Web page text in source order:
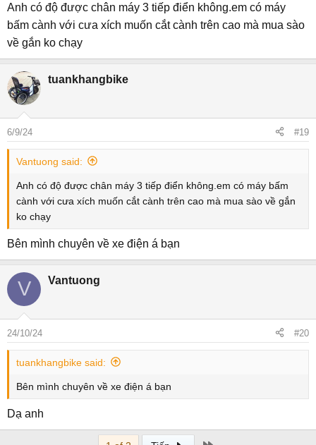
Anh có độ được chân máy 3 tiếp điển không.em có máy
bấm cành với cưa xích muốn cắt cành trên cao mà mua sào
về gắn ko chạy
tuankhangbike
6/9/24 #19
Vantuong said:
Anh có độ được chân máy 3 tiếp điển không.em có máy bấm
cành với cưa xích muốn cắt cành trên cao mà mua sào về gắn
ko chạy
Bên mình chuyên về xe điện á bạn
V Vantuong
24/10/24 #20
tuankhangbike said:
Bên mình chuyên về xe điện á bạn
Dạ anh